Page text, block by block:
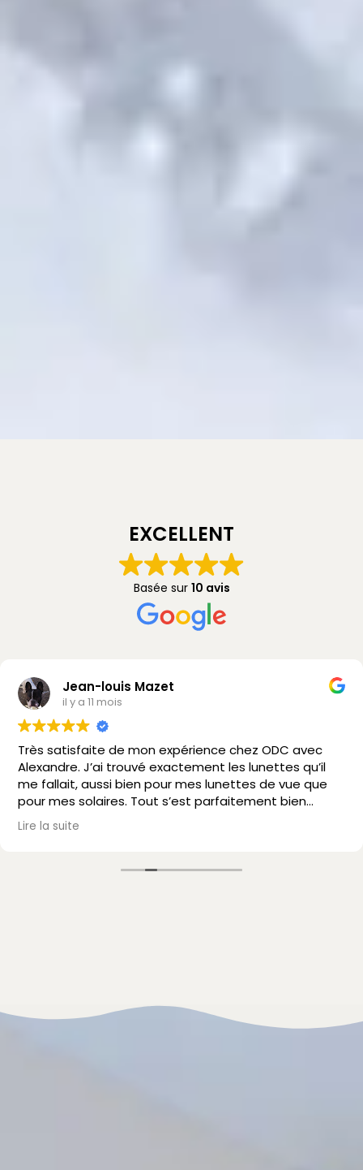
EXCELLENT
Basée sur 10 avis
Jean-louis Mazet
il y a 11 mois
Très satisfaite de mon expérience chez ODC avec
Alexandre. J’ai trouvé exactement les lunettes qu’il
me fallait, aussi bien pour mes lunettes de vue que
pour mes solaires. Tout s’est parfaitement bien
passé, avec un accueil et un accompagnement au
top. Je recommande vivement !
Lire la suite